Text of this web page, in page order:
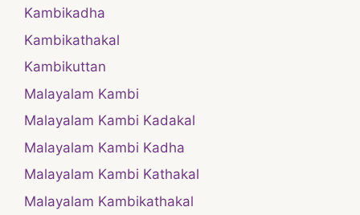
Kambikadha
Kambikathakal
Kambikuttan
Malayalam Kambi
Malayalam Kambi Kadakal
Malayalam Kambi Kadha
Malayalam Kambi Kathakal
Malayalam Kambikathakal